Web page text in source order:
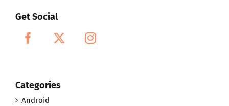
Get Social
Categories
Android